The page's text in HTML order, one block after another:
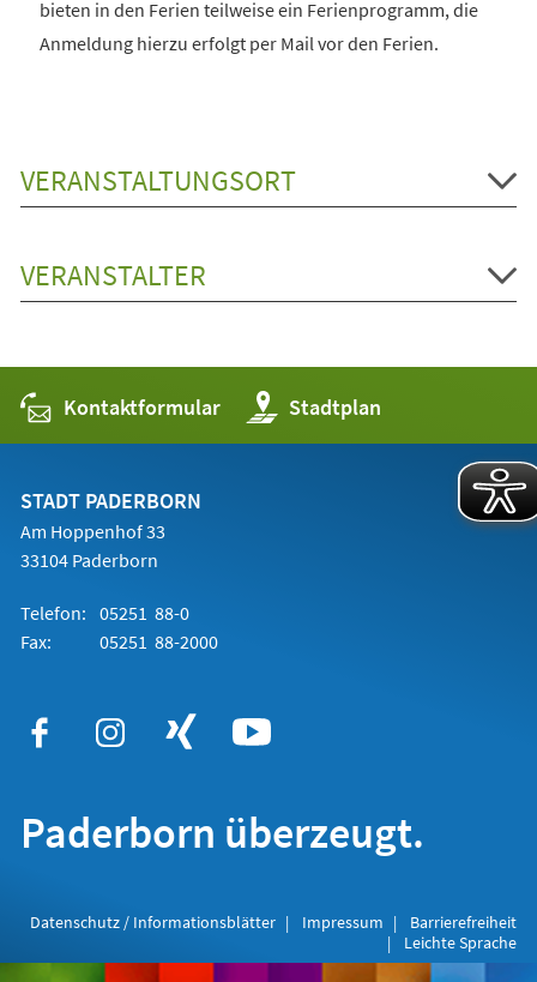
bieten in den Ferien teilweise ein Ferienprogramm, die
Anmeldung hierzu erfolgt per Mail vor den Ferien.
VERANSTALTUNGSORT
VERANSTALTER
Kontaktformular Stadtplan
(Öffnet
in
einem
STADT PADERBORN
Am Hoppenhof 33
33104 Paderborn
Telefon: 05251 88-0
Fax:
05251 88-2000
Paderborn überzeugt.
Datenschutz / Informationsblätter Impressum
Barrierefreiheit
Leichte Sprache